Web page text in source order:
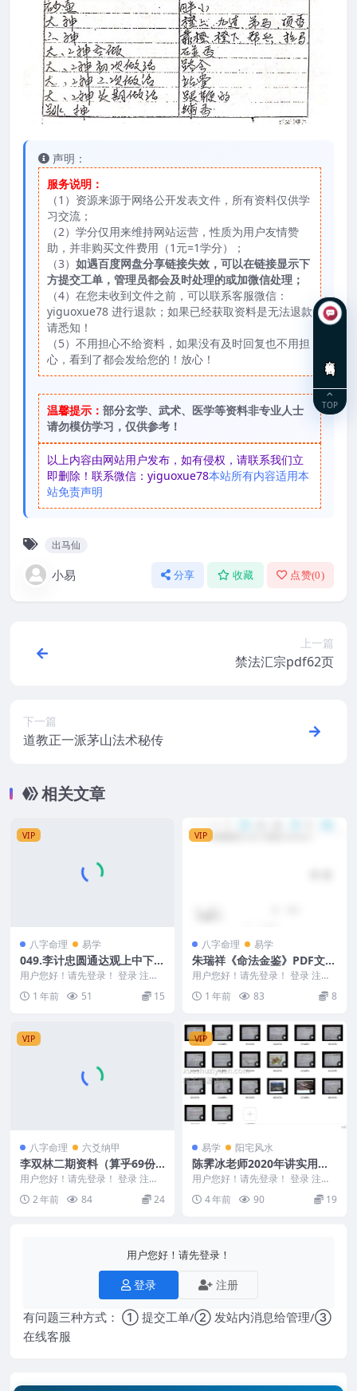
声明：
服务说明：
（1）资源来源于网络公开发表文件，所有资料仅供学
习交流；
（2）学分仅用来维持网站运营，性质为用户友情赞
助，并非购买文件费用（1元=1学分）；
（3） 如遇百度网盘分享链接失效，可以在链接显示下
方提交工单，管理员都会及时处理的或加微信处理；
（4）在您未收到文件之前，可以联系客服微信：
yiguoxue78 进行退款；如果已经获取资料是无法退款
请悉知！
（5）不用担心不给资料，如果没有及时回复也不用担
心，看到了都会发给您的！放心！
温馨提示： 部分玄学、武术、医学等资料非专业人士
请勿模仿学习，仅供参考！
以上内容由网站用户发布，如有侵权，请联系我们立
即删除！联系微信：yiguoxue78本站所有内容适用本
站免责声明
出马仙
小易 分享 收藏 点赞(0)
上一篇
禁法汇宗pdf62页
下一篇
道教正一派茅山法术秘传
相关文章
VIP
八字命理 易学
049.李计忠圆通达观上中下3
册，八字命理取用神的窍门
会员免费
用户您好！请先登录！ 登录 注册
049.李计忠圆通达观上中下3册，
八字命理取用...
1 年前 51 15
VIP
八字命理 易学
朱瑞祥《命法金鉴》PDF文档
335页Y
用户您好！请先登录！ 登录 注册
朱瑞祥《命法金鉴》PDF文档335
页Y 250...
1 年前 83 8
VIP
八字命理 六爻纳甲
李双林二期资料（算乎69份P
DF内部学员资料）
用户您好！请先登录！ 登录 注册
李双林二期资料（算乎69份PDF内
部学员资料）...
2 年前 84 24
VIP
易学 阳宅风水
陈霁冰老师2020年讲实用风
水学视频50集
用户您好！请先登录！ 登录 注册
陈霁冰老师2020年讲实用风水学
视频50集 M...
4 年前 90 19
用户您好！请先登录！
登录 注册
有问题三种方式： ① 提交工单/② 发站内消息给管理/③
在线客服
TOP